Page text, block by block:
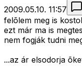
2009.05.10. 11:57
felõlem meg is
ezt már ma is
nem fogják tudni
...az ár elsodorja